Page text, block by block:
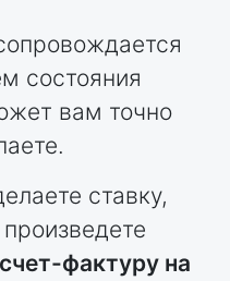
состояния
вам точно
ставку,
фактуру на